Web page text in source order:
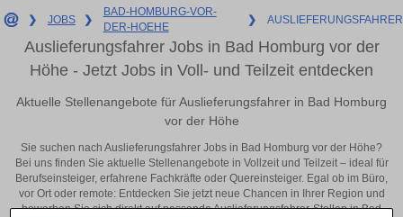
❯ JOBS ❯
BAD-HOMBURG-VOR-
DER-HOEHE
❯ AUSLIEFERUNGSFAHRER
Auslieferungsfahrer Jobs in Bad Homburg vor der
Höhe - Jetzt Jobs in Voll- und Teilzeit entdecken
Aktuelle Stellenangebote für Auslieferungsfahrer in Bad Homburg
vor der Höhe
Sie suchen nach Auslieferungsfahrer Jobs in Bad Homburg vor der Höhe?
Bei uns finden Sie aktuelle Stellenangebote in Vollzeit und Teilzeit – ideal für
Berufseinsteiger, erfahrene Fachkräfte oder Quereinsteiger. Egal ob im Büro,
vor Ort oder remote: Entdecken Sie jetzt neue Chancen in Ihrer Region und
bewerben Sie sich direkt auf passende Auslieferungsfahrer-Stellen in Bad